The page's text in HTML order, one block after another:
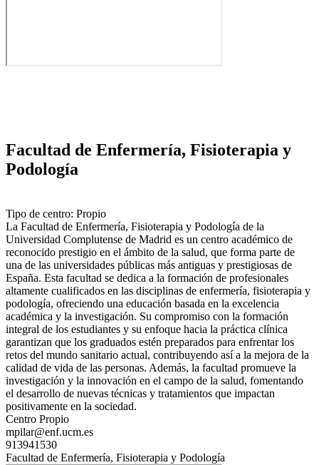
Facultad de Enfermería, Fisioterapia y
Podología
Tipo de centro: Propio
La Facultad de Enfermería, Fisioterapia y Podología de la
Universidad Complutense de Madrid es un centro académico de
reconocido prestigio en el ámbito de la salud, que forma parte de
una de las universidades públicas más antiguas y prestigiosas de
España. Esta facultad se dedica a la formación de profesionales
altamente cualificados en las disciplinas de enfermería, fisioterapia y
podología, ofreciendo una educación basada en la excelencia
académica y la investigación. Su compromiso con la formación
integral de los estudiantes y su enfoque hacia la práctica clínica
garantizan que los graduados estén preparados para enfrentar los
retos del mundo sanitario actual, contribuyendo así a la mejora de la
calidad de vida de las personas. Además, la facultad promueve la
investigación y la innovación en el campo de la salud, fomentando
el desarrollo de nuevas técnicas y tratamientos que impactan
positivamente en la sociedad.
Centro Propio
mpilar@enf.ucm.es
913941530
Facultad de Enfermería, Fisioterapia y Podología